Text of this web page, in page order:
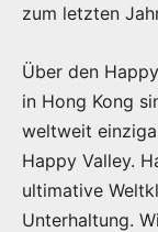
zum letzten
Über den
in Hong Kong
weltweit
Happy Valley.
ultimative
Unterhaltung.